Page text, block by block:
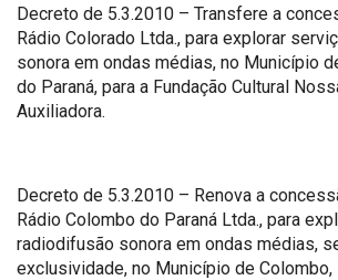
Decreto de 5.3.2010 – Transfere a
Rádio Colorado Ltda., para explorar
sonora em ondas médias, no Município
do Paraná, para a Fundação Cultural
Auxiliadora.
Decreto de 5.3.2010 – Renova a
Rádio Colombo do Paraná Ltda., para
radiodifusão sonora em ondas médias,
exclusividade, no Município de Colombo,